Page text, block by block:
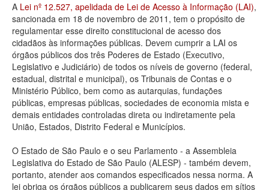
A Lei nº 12.527, apelidada de Lei de Acesso à Informação (LAI),
sancionada em 18 de novembro de 2011, tem o propósito de
regulamentar esse direito constitucional de acesso dos
cidadãos às informações públicas. Devem cumprir a LAI os
órgãos públicos dos três Poderes de Estado (Executivo,
Legislativo e Judiciário) de todos os níveis de governo (federal,
estadual, distrital e municipal), os Tribunais de Contas e o
Ministério Público, bem como as autarquias, fundações
públicas, empresas públicas, sociedades de economia mista e
demais entidades controladas direta ou indiretamente pela
União, Estados, Distrito Federal e Municípios.
O Estado de São Paulo e o seu Parlamento - a Assembleia
Legislativa do Estado de São Paulo (ALESP) - também devem,
portanto, atender aos comandos especificados nessa norma. A
lei obriga os órgãos públicos a publicarem seus dados em sítios